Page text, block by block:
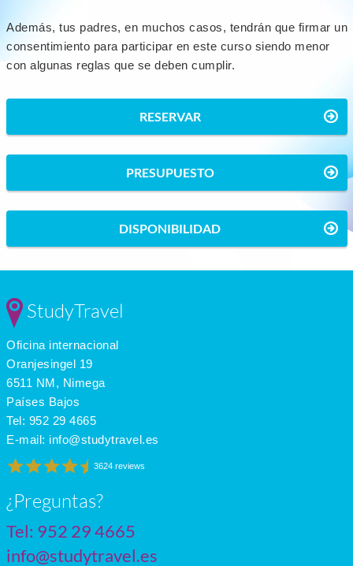
Además, tus padres, en muchos casos, tendrán que firmar un
consentimiento para participar en este curso siendo menor
con algunas reglas que se deben cumplir.
RESERVAR
PRESUPUESTO
DISPONIBILIDAD
StudyTravel
Oficina internacional
Oranjesingel 19
6511 NM, Nimega
Países Bajos
Tel: 952 29 4665
E-mail: info@studytravel.es
3624 reviews
¿Preguntas?
Tel: 952 29 4665
info@studytravel.es